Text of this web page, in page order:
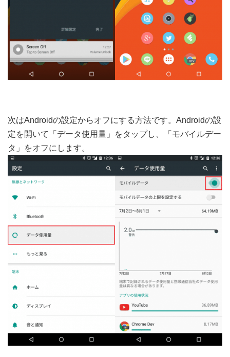
次はAndroidの設定からオフにする方法です。Androidの設
定を開いて「データ使用量」をタップし、「モバイルデー
タ」をオフにします。